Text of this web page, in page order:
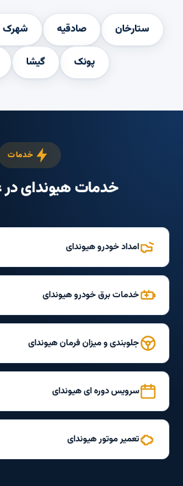
ستارخان صادقیه شهرک
پونک گیشا
خدمات
خدمات هیوندای در
امداد خودرو هیوندای
خدمات برق خودرو هیوندای
جلوبندی و میزان فرمان هیوندای
سرویس دوره ای هیوندای
تعمیر موتور هیوندای